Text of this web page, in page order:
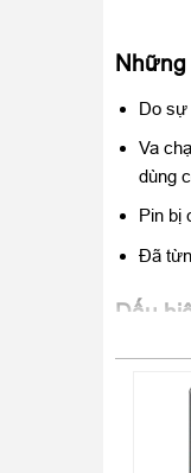
Những
Do sự
Va
dùng
Pin bị
Đã
Dấu
Chiếc
thị bình
đã quá